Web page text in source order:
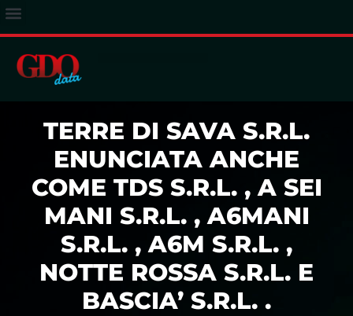
TERRE DI SAVA S.R.L.
ENUNCIATA ANCHE
COME TDS S.R.L. , A SEI
MANI S.R.L. , A6MANI
S.R.L. , A6M S.R.L. ,
NOTTE ROSSA S.R.L. E
BASCIA’ S.R.L. .